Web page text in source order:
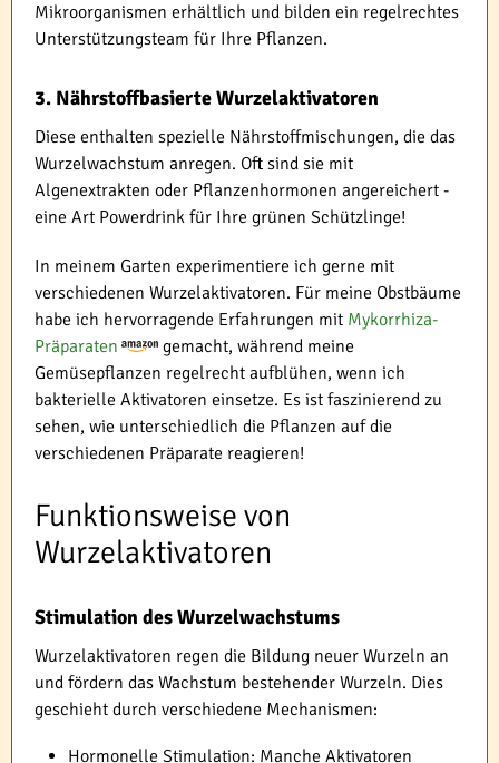
Mikroorganismen erhältlich und bilden ein regelrechtes
Unterstützungsteam für Ihre Pflanzen.
3. Nährstoffbasierte Wurzelaktivatoren
Diese enthalten spezielle Nährstoffmischungen, die das
Wurzelwachstum anregen. Oft sind sie mit
Algenextrakten oder Pflanzenhormonen angereichert -
eine Art Powerdrink für Ihre grünen Schützlinge!
In meinem Garten experimentiere ich gerne mit
verschiedenen Wurzelaktivatoren. Für meine Obstbäume
habe ich hervorragende Erfahrungen mit Mykorrhiza-
Präparaten
gemacht, während meine
Gemüsepflanzen regelrecht aufblühen, wenn ich
bakterielle Aktivatoren einsetze. Es ist faszinierend zu
sehen, wie unterschiedlich die Pflanzen auf die
verschiedenen Präparate reagieren!
Funktionsweise von
Wurzelaktivatoren
Stimulation des Wurzelwachstums
Wurzelaktivatoren regen die Bildung neuer Wurzeln an
und fördern das Wachstum bestehender Wurzeln. Dies
geschieht durch verschiedene Mechanismen:
Hormonelle Stimulation: Manche Aktivatoren